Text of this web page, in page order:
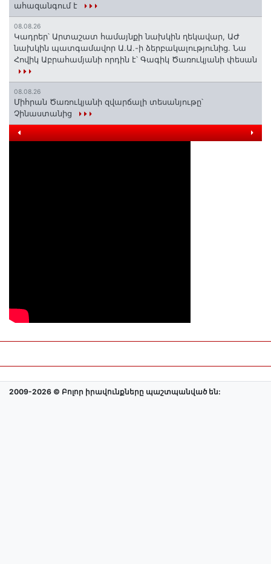
ահազանգում է
08.08.26
Կադրեր՝ Արտաշատ համայնքի նախկին ղեկավար, ԱԺ
նախկին պատգամավոր Ա.Ա.-ի ձերբակալությունից. Նա
Հովիկ Աբրահամյանի որդին է՝ Գագիկ Ծառուկյանի փեսան
08.08.26
Միհրան Ծառուկյանի զվարճալի տեսանյութը՝
Չինաստանից
2009-2026 © Բոլոր իրավունքները պաշտպանված են: